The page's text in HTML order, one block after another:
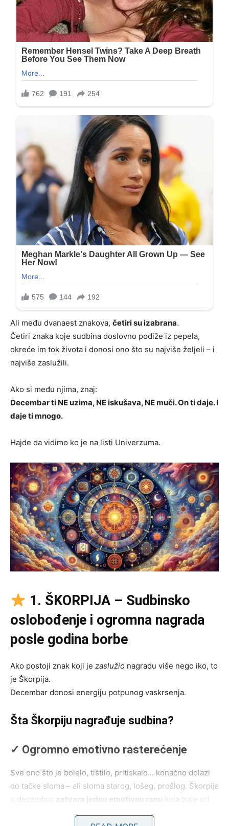
Ali među dvanaest znakova, četiri su izabrana.
Četiri znaka koje sudbina doslovno podiže iz pepela,
okreće im tok života i donosi ono što su najviše željeli – i
najviše zaslužili.
Ako si među njima, znaj:
Decembar ti NE uzima, NE iskušava, NE muči. On ti daje. I
daje ti mnogo.
Hajde da vidimo ko je na listi Univerzuma.
1. ŠKORPIJA – Sudbinsko
oslobođenje i ogromna nagrada
posle godina borbe
Ako postoji znak koji je zaslužio nagradu više nego iko, to
je Škorpija.
Decembar donosi energiju potpunog vaskrsenja.
Šta Škorpiju nagrađuje sudbina?
✓ Ogromno emotivno rasterećenje
Sve ono što je bolelo, tištilo, pritiskalo… konačno dolazi
do tačke sloma – ali sloma starog, lošeg, prošlog. Škorpija
u decembru zatvara jednu emotivnu ranu koja traje od